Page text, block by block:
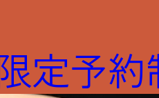
定予